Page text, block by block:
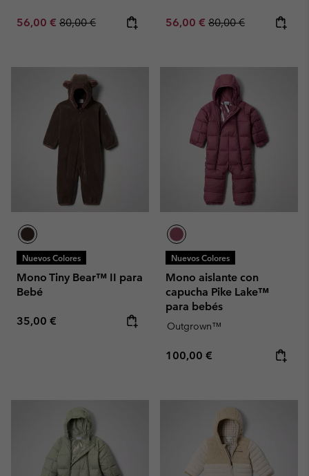
Sale price:
56,00 € Regular price:
80,00 € Sale price:
56,00 € Regular price:
80,00 €
Nuevos Colores
Mono Tiny Bear™ II para
Bebé
Regular price:
35,00 €
Nuevos Colores
Mono aislante con
capucha Pike Lake™
para bebés
Outgrown™
Regular price:
100,00 €